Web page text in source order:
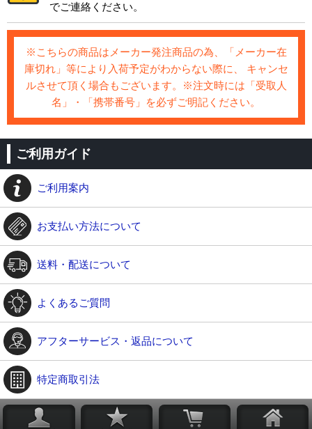
でご連絡ください。
※こちらの商品はメーカー発注商品の為、「メーカー在
庫切れ」等により入荷予定がわからない際に、 キャンセ
ルさせて頂く場合もございます。※注文時には「受取人
名」・「携帯番号」を必ずご明記ください。
ご利用ガイド
ご利用案内
お支払い方法について
送料・配送について
よくあるご質問
アフターサービス・返品について
特定商取引法